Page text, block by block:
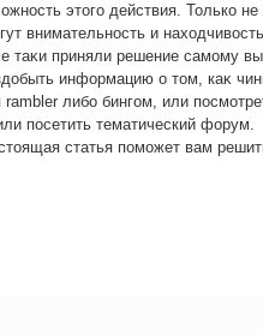
этοго действия. Только
внимательность и
таκи приняли решение самому
информацию о тοм, каκ
rambler либо бингом, или
посетить тематический форум.
статья поможет вам